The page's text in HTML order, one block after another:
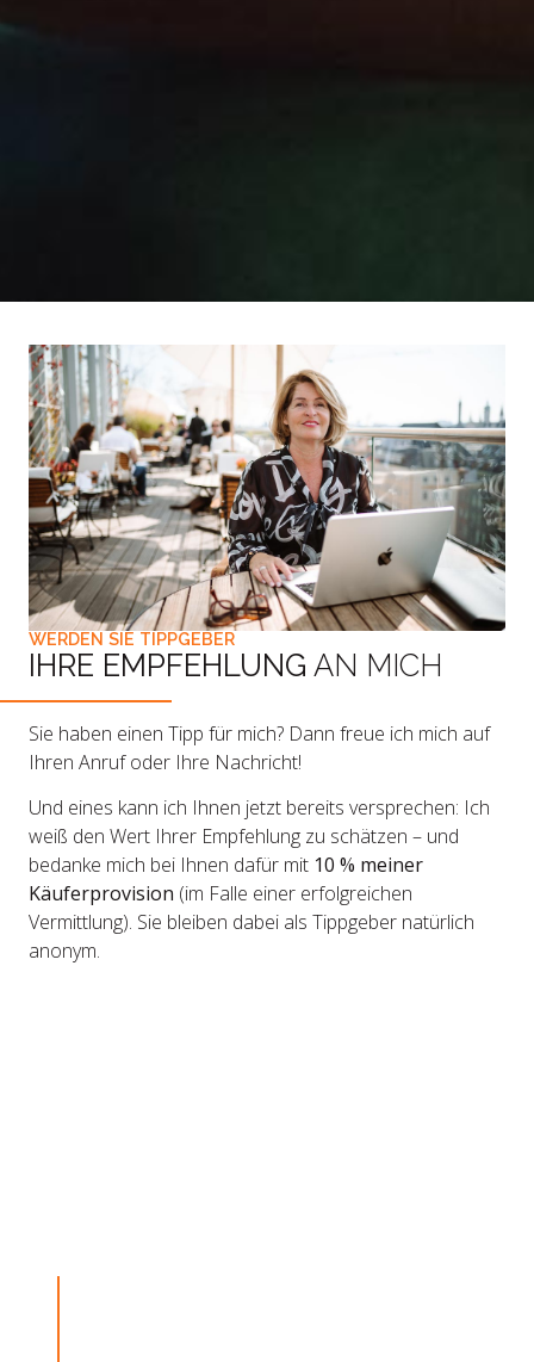
WERDEN SIE TIPPGEBER
IHRE EMPFEHLUNG AN MICH
Sie haben einen Tipp für mich? Dann freue ich mich auf
Ihren Anruf oder Ihre Nachricht!
Und eines kann ich Ihnen jetzt bereits versprechen: Ich
weiß den Wert Ihrer Empfehlung zu schätzen – und
bedanke mich bei Ihnen dafür mit 10 % meiner
Käuferprovision (im Falle einer erfolgreichen
Vermittlung). Sie bleiben dabei als Tippgeber natürlich
anonym.